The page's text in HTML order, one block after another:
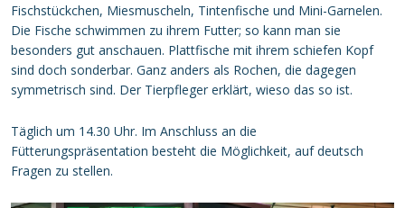
Fischstückchen, Miesmuscheln, Tintenfische und Mini-Garnelen.
Die Fische schwimmen zu ihrem Futter; so kann man sie
besonders gut anschauen. Plattfische mit ihrem schiefen Kopf
sind doch sonderbar. Ganz anders als Rochen, die dagegen
symmetrisch sind. Der Tierpfleger erklärt, wieso das so ist.
Täglich um 14.30 Uhr. Im Anschluss an die
Fütterungspräsentation besteht die Möglichkeit, auf deutsch
Fragen zu stellen.